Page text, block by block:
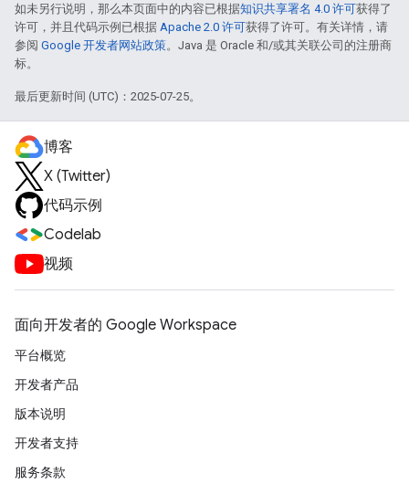
如未另行说明，那么本页面中的内容已根据知识共享署名 4.0 许可获得了
许可，并且代码示例已根据 Apache 2.0 许可获得了许可。有关详情，请
参阅 Google 开发者网站政策。Java 是 Oracle 和/或其关联公司的注册商
标。
最后更新时间 (UTC)：2025-07-25。
博客
X (Twitter)
代码示例
Codelab
视频
面向开发者的 Google Workspace
平台概览
开发者产品
版本说明
开发者支持
服务条款